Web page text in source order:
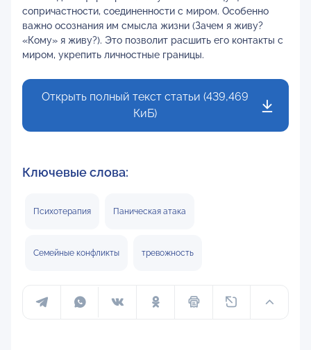
сопричастности, соединенности с миром. Особенно
важно осознания им смысла жизни (Зачем я живу?
«Кому» я живу?). Это позволит расшить его контакты с
миром, укрепить личностные границы.
Открыть полный текст статьи (439,469
КиБ)
Ключевые слова:
Психотерапия Паническая атака
Семейные конфликты тревожность